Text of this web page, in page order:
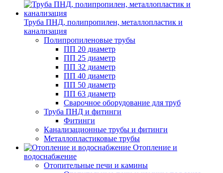
Труба ПНД, полипропилен, металлопластик и
канализация
Полипропиленовые трубы
ПП 20 диаметр
ПП 25 диаметр
ПП 32 диаметр
ПП 40 диаметр
ПП 50 диаметр
ПП 63 диаметр
Сварочное оборудование для труб
Труба ПНД и фитинги
Фитинги
Канализационные трубы и фитинги
Металлопластиковые трубы
Отопление и
водоснабжение
Отопительные печи и камины